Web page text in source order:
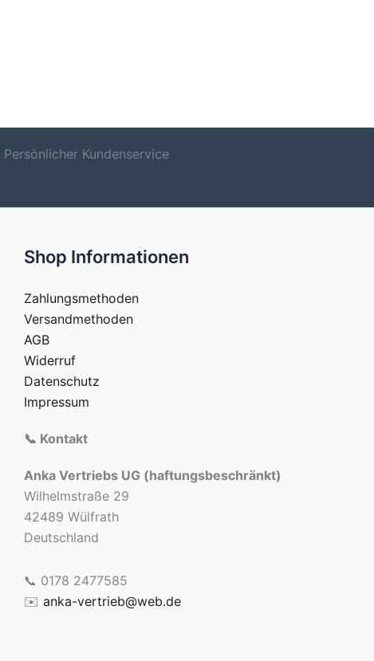
Kundenservice
Shop Informationen
Zahlungsmethoden
Versandmethoden
AGB
Widerruf
Datenschutz
Impressum
📞 Kontakt
Anka Vertriebs UG (haftungsbeschränkt)
Wilhelmstraße 29
42489 Wülfrath
Deutschland
📞 0178 2477585
✉️anka-vertrieb@web.de